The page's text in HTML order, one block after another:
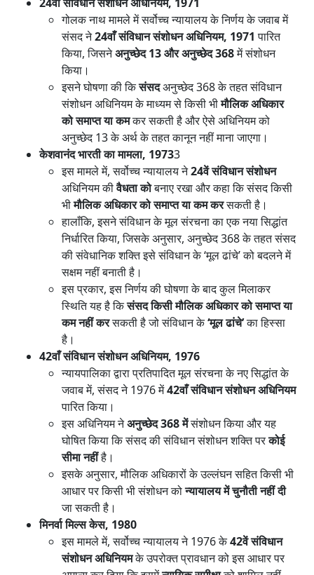
गोलक नाथ मामले में सर्वोच्च न्यायालय के निर्णय के जवाब में
संसद ने24वाँ संविधान संशोधन अधिनियम, 1971 पारित
किया, जिसनेअनुच्छेद 13 और अनुच्छेद 368में संशोधन
किया।
इसने घोषणा की किसंसदअनुच्छेद 368 के तहत संविधान
संशोधन अधिनियम के माध्यम से किसी भीमौलिक अधिकार
को समाप्त या कमकर सकती है और ऐसे अधिनियम को
अनुच्छेद 13 के अर्थ के तहत कानून नहीं माना जाएगा।
केशवानंद भारती का मामला, 19733
इस मामले में, सर्वोच्च न्यायालय ने24वें संविधान संशोधन
अधिनियम कीवैधता कोबनाए रखा और कहा कि संसद किसी
भीमौलिक अधिकार को समाप्त या कम करसकती है।
हालाँकि, इसने संविधान के मूल संरचना का एक नया सिद्धांत
निर्धारित किया, जिसके अनुसार, अनुच्छेद 368 के तहत संसद
की संवेधानिक शक्ति इसे संविधान के ‘मूल ढांचे’ को बदलने में
सक्षम नहीं बनाती है।
इस प्रकार, इस निर्णय की घोषणा के बाद कुल मिलाकर
स्थिति यह है किसंसद किसी मौलिक अधिकार को समाप्त या
कम नहीं करसकती है जो संविधान के‘मूल ढांचे’का हिस्सा
है।
42वाँ संविधान संशोधन अधिनियम, 1976
न्यायपालिका द्वारा प्रतिपादित मूल संरचना के नए सिद्धांत के
जवाब में, संसद ने 1976 में42वाँ संविधान संशोधन अधिनियम
पारित किया।
इस अधिनियम नेअनुच्छेद 368 मेंसंशोधन किया और यह
घोषित किया कि संसद की संविधान संशोधन शक्ति परकोई
सीमा नहींहै।
इसके अनुसार, मौलिक अधिकारों के उल्लंघन सहित किसी भी
आधार पर किसी भी संशोधन कोन्यायालय में चुनौती नहीं दी
जा सकती है।
मिनर्वा मिल्स केस, 1980
इस मामले में, सर्वोच्च न्यायालय ने 1976 के42वें संविधान
संशोधन अधिनियमके उपरोक्त प्रावधान को इस आधार पर